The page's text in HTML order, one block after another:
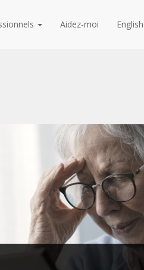
Aidez-moi English